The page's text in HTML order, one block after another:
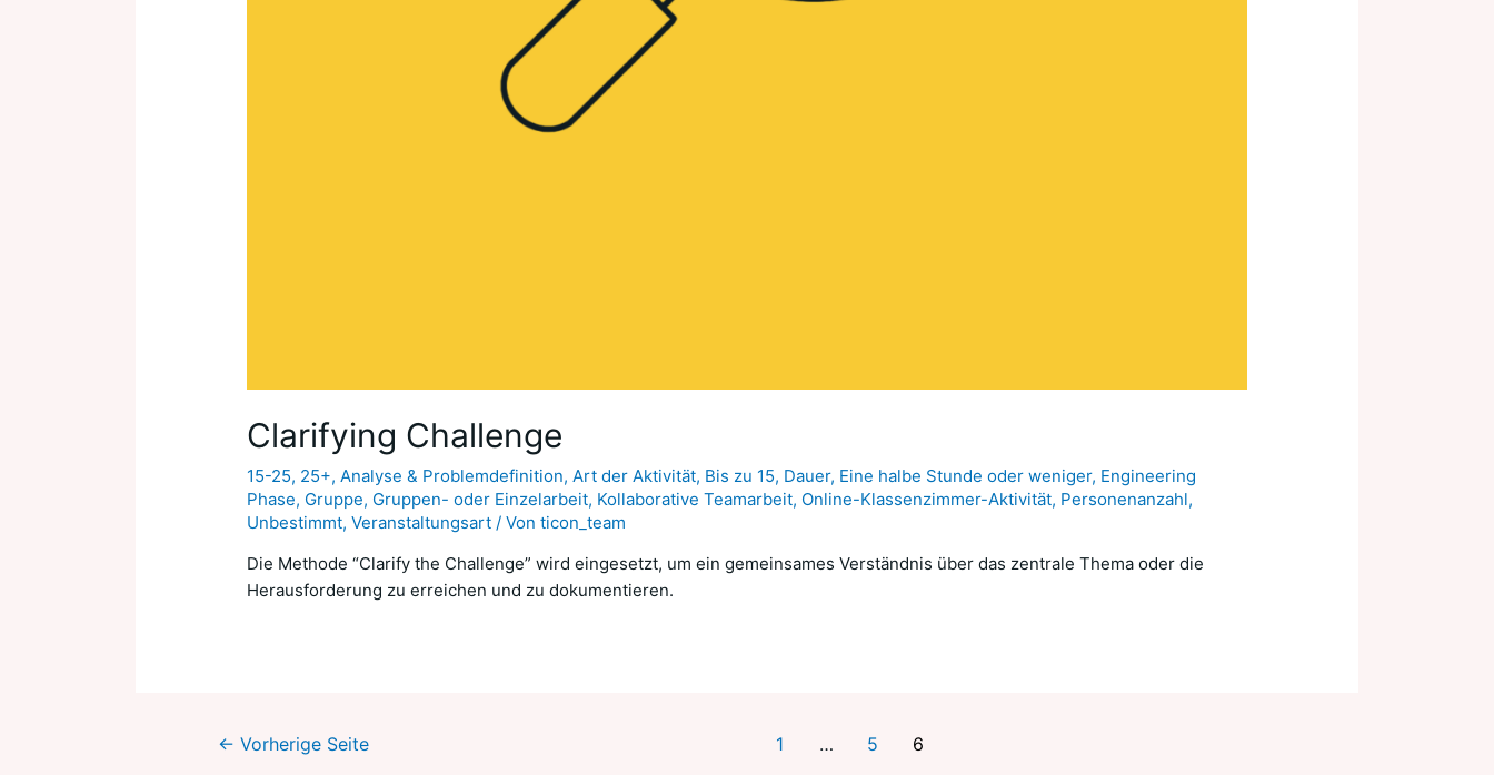
Clarifying Challenge
15-25, 25+,Analyse & Problemdefinition,Art der Aktivität, Bis zu 15, Dauer, Eine halbe Stunde oder weniger, Engineering
Phase, Gruppe, Gruppen- oder Einzelarbeit, Kollaborative Teamarbeit, Online-Klassenzimmer-Aktivität, Personenanzahl,
Unbestimmt,Veranstaltungsart / Vonticon_team
Die Methode “Clarify the Challenge” wird eingesetzt, um ein gemeinsames Verständnis über das zentrale Thema oder die
Herausforderung zu erreichen und zu dokumentieren.
← Vorherige Seite 1 … 5 6